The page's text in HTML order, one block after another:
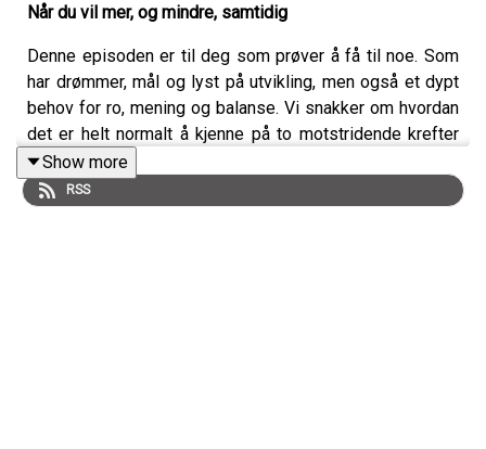
Når du vil mer, og mindre, samtidig
Denne episoden er til deg som prøver å få til noe. Som
har drømmer, mål og lyst på utvikling, men også et dypt
behov for ro, mening og balanse. Vi snakker om hvordan
det er helt normalt å kjenne på to motstridende krefter
samtidig, å ville mer og mindre på én gang, og hvordan
det henger sammen med det å være menneske i dagens
arbeidsliv.
Show more
RSS